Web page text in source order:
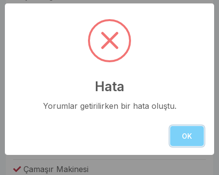
Saç Kurutma Makinesi
Genel Olanaklar
Çamaşır Makinesi
Hata
Yorumlar getirilirken bir hata oluştu.
OK